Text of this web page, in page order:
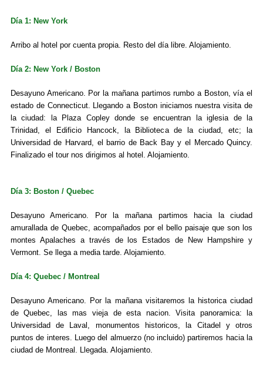
Día 1: New York
Arribo al hotel por cuenta propia. Resto del día libre. Alojamiento.
Día 2: New York / Boston
Desayuno Americano. Por la mañana partimos rumbo a Boston, vía el
estado de Connecticut. Llegando a Boston iniciamos nuestra visita de
la ciudad: la Plaza Copley donde se encuentran la iglesia de la
Trinidad, el Edificio Hancock, la Biblioteca de la ciudad, etc; la
Universidad de Harvard, el barrio de Back Bay y el Mercado Quincy.
Finalizado el tour nos dirigimos al hotel. Alojamiento.
Día 3: Boston / Quebec
Desayuno Americano. Por la mañana partimos hacia la ciudad
amurallada de Quebec, acompañados por el bello paisaje que son los
montes Apalaches a través de los Estados de New Hampshire y
Vermont. Se llega a media tarde. Alojamiento.
Día 4: Quebec / Montreal
Desayuno Americano. Por la mañana visitaremos la historica ciudad
de Quebec, las mas vieja de esta nacion. Visita panoramica: la
Universidad de Laval, monumentos historicos, la Citadel y otros
puntos de interes. Luego del almuerzo (no incluido) partiremos hacia la
ciudad de Montreal. Llegada. Alojamiento.